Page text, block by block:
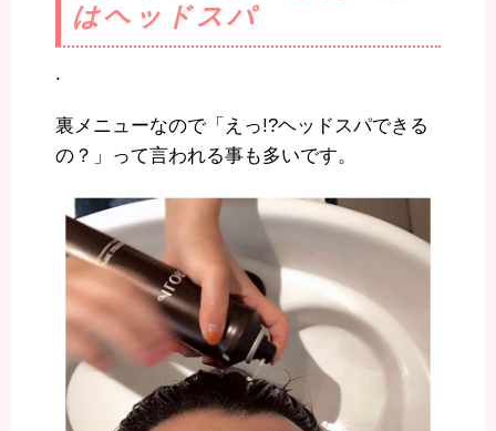
はヘッドスパ
.
裏メニューなので「えっ!?ヘッドスパできる
の？」って言われる事も多いです。